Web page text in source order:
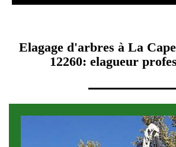
Elagage d'arbres à La
12260: elagueur